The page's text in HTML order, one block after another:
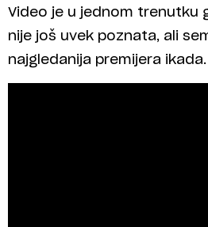
Video je u jednom trenutku
nije još uvek poznata, ali
najgledanija premijera ikada.